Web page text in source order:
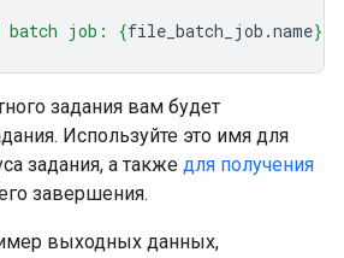
batch job: {file_batch_job .name}
задания вам будет
Используйте это имя для
задания, а также для получения
завершения.
выходных данных,